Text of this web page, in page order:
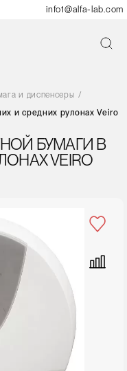
info1@alfa-lab.com
и диспенсеры /
и средних рулонах Veiro
БУМАГИ В
VEIRO